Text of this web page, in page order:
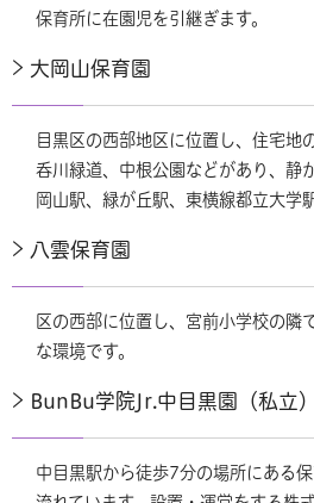
保育所に在園児を引継ぎます。
大岡山保育園
目黒区の西部地区に位置し、住宅地
呑川緑道、中根公園などがあり、静
岡山駅、緑が丘駅、東横線都立大学
八雲保育園
区の西部に位置し、宮前小学校の隣
な環境です。
BunBu学院Jr.中目黒園（私立）
中目黒駅から徒歩7分の場所にある